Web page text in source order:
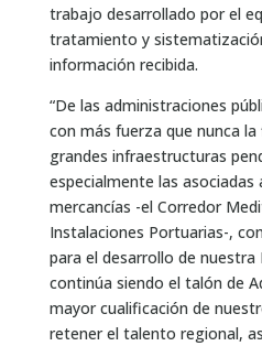
trabajo desarrollado por el
tratamiento y
información recibida.
“De las administraciones
con más fuerza que nunca
grandes infraestructuras
especialmente las
mercancías -el Corredor
Instalaciones Portuarias-,
para el desarrollo de nuestra
continúa siendo el talón de
mayor cualificación de
retener el talento regional,